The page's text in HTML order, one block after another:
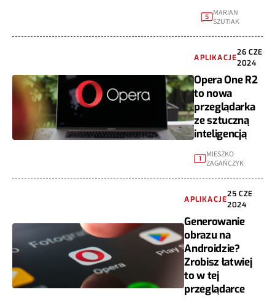
5
MARIAN
SZUTIAK
APLIKACJE
26 CZE
2024
Opera One R2
to nowa
przeglądarka
ze sztuczną
inteligencją
1
MIESZKO
ZAGAŃCZYK
APLIKACJE
25 CZE
2024
Generowanie
obrazu na
Androidzie?
Zrobisz łatwiej
to w tej
przeglądarce